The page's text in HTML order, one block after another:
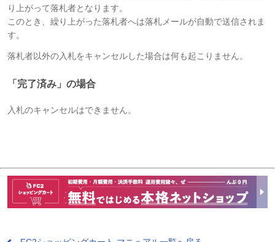
り上がって落札者となります。
このとき、繰り上がった落札者へは落札メールが自動で送信されま
す。
落札者以外の入札をキャンセルした場合は何も起こりません。
「完了済み」の場合
入札のキャンセルはできません。